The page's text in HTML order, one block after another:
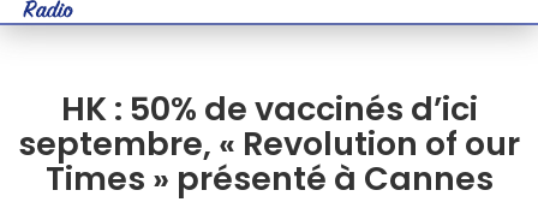
HK : 50% de vaccinés d’ici
septembre, « Revolution of our
Times » présenté à Cannes